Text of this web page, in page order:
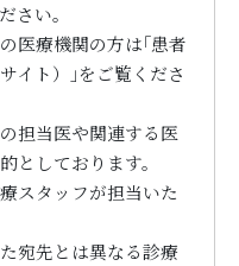
さい。
医療機関の方は｢患者
イト）｣をご覧くださ
担当医や関連する医
としております。
スタッフが担当いた
宛先とは異なる診療